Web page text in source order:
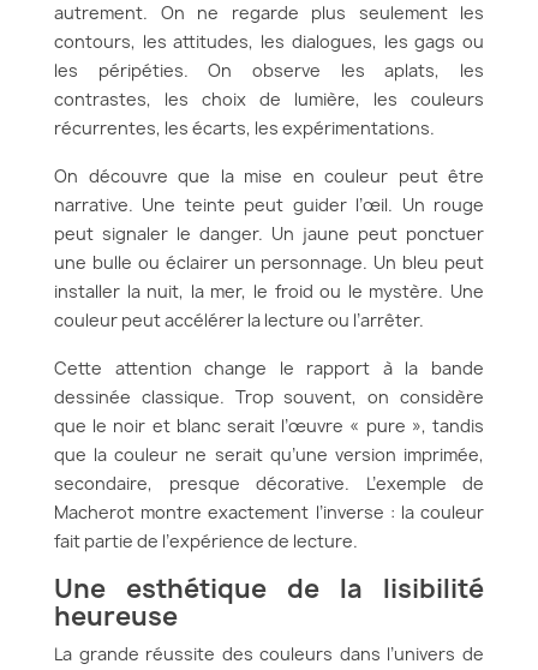
autrement. On ne regarde plus seulement les
contours, les attitudes, les dialogues, les gags ou
les péripéties. On observe les aplats, les
contrastes, les choix de lumière, les couleurs
récurrentes, les écarts, les expérimentations.
On découvre que la mise en couleur peut être
narrative. Une teinte peut guider l’œil. Un rouge
peut signaler le danger. Un jaune peut ponctuer
une bulle ou éclairer un personnage. Un bleu peut
installer la nuit, la mer, le froid ou le mystère. Une
couleur peut accélérer la lecture ou l’arrêter.
Cette attention change le rapport à la bande
dessinée classique. Trop souvent, on considère
que le noir et blanc serait l’œuvre « pure », tandis
que la couleur ne serait qu’une version imprimée,
secondaire, presque décorative. L’exemple de
Macherot montre exactement l’inverse : la couleur
fait partie de l’expérience de lecture.
Une esthétique de la lisibilité
heureuse
La grande réussite des couleurs dans l’univers de